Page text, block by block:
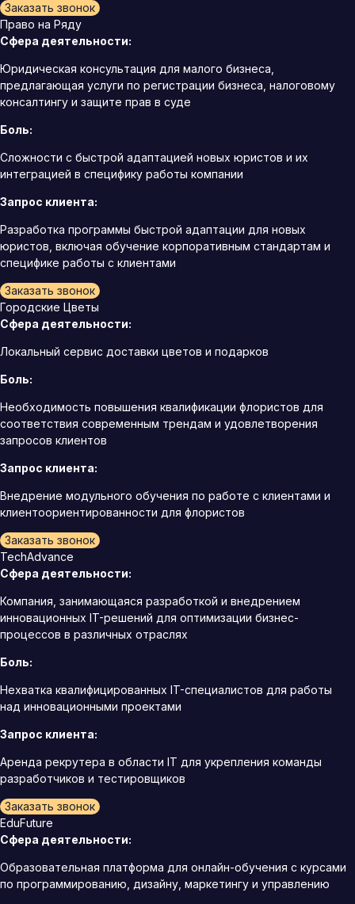
Заказать звонок
Право на Ряду
Сфера деятельности:
Юридическая консультация для малого бизнеса,
предлагающая услуги по регистрации бизнеса, налоговому
консалтингу и защите прав в суде
Боль:
Сложности с быстрой адаптацией новых юристов и их
интеграцией в специфику работы компании
Запрос клиента:
Разработка программы быстрой адаптации для новых
юристов, включая обучение корпоративным стандартам и
специфике работы с клиентами
Заказать звонок
Городские Цветы
Сфера деятельности:
Локальный сервис доставки цветов и подарков
Боль:
Необходимость повышения квалификации флористов для
соответствия современным трендам и удовлетворения
запросов клиентов
Запрос клиента:
Внедрение модульного обучения по работе с клиентами и
клиентоориентированности для флористов
Заказать звонок
TechAdvance
Сфера деятельности:
Компания, занимающаяся разработкой и внедрением
инновационных IT-решений для оптимизации бизнес-
процессов в различных отраслях
Боль:
Нехватка квалифицированных IT-специалистов для работы
над инновационными проектами
Запрос клиента:
Аренда рекрутера в области IT для укрепления команды
разработчиков и тестировщиков
Заказать звонок
EduFuture
Сфера деятельности:
Образовательная платформа для онлайн-обучения с курсами
по программированию, дизайну, маркетингу и управлению